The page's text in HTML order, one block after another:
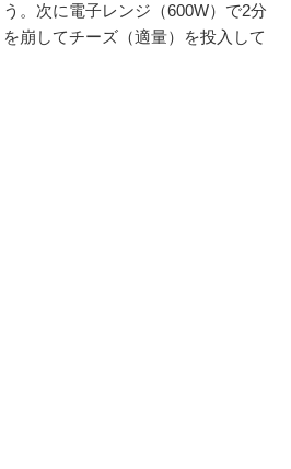
。次に電子レンジ（600W）で2分
崩してチーズ（適量）を投入して